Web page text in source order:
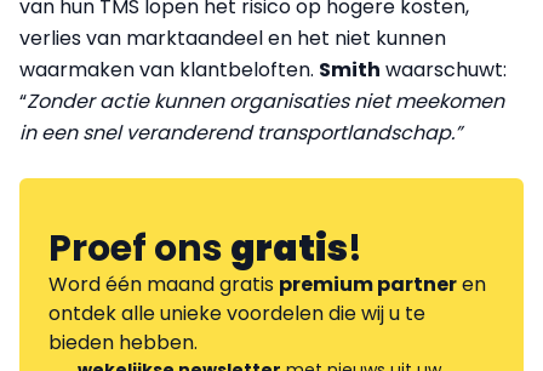
van hun TMS lopen het risico op hogere kosten,
verlies van marktaandeel en het niet kunnen
waarmaken van klantbeloften. Smith waarschuwt:
“Zonder actie kunnen organisaties niet meekomen
in een snel veranderend transportlandschap.”
Proef onsgratis!
Word één maand gratis premium partneren
ontdek alle unieke voordelen die wij u te
bieden hebben.